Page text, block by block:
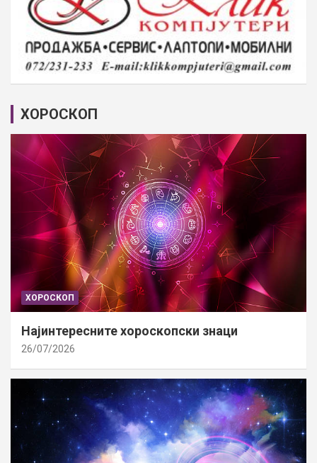
ХОРОСКОП
ХОРОСКОП
Најинтересните хороскопски знаци
26/07/2026